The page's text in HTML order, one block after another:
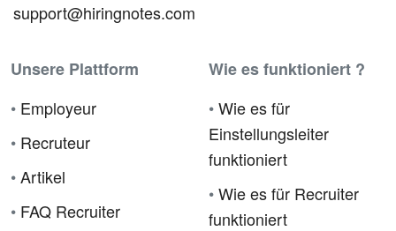
support@hiringnotes.com
Unsere Plattform
• Employeur
• Recruteur
•Artikel
• FAQ Recruiter
Wie es funktioniert ?
•Wie es für
Einstellungsleiter
funktioniert
•Wie es für Recruiter
funktioniert